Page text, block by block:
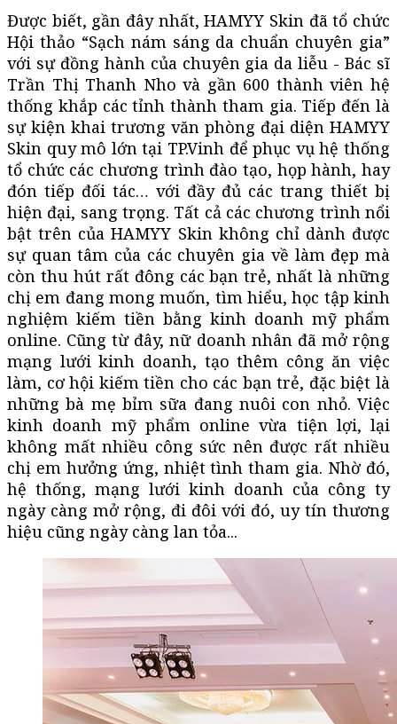
Được biết, gần đây nhất, HAMYY Skin đã tổ chức
Hội thảo “Sạch nám sáng da chuẩn chuyên gia”
với sự đồng hành của chuyên gia da liễu - Bác sĩ
Trần Thị Thanh Nho và gần 600 thành viên hệ
thống khắp các tỉnh thành tham gia. Tiếp đến là
sự kiện khai trương văn phòng đại diện HAMYY
Skin quy mô lớn tại TP.Vinh để phục vụ hệ thống
tổ chức các chương trình đào tạo, họp hành, hay
đón tiếp đối tác… với đầy đủ các trang thiết bị
hiện đại, sang trọng. Tất cả các chương trình nổi
bật trên của HAMYY Skin không chỉ dành được
sự quan tâm của các chuyên gia về làm đẹp mà
còn thu hút rất đông các bạn trẻ, nhất là những
chị em đang mong muốn, tìm hiểu, học tập kinh
nghiệm kiếm tiền bằng kinh doanh mỹ phẩm
online. Cũng từ đây, nữ doanh nhân đã mở rộng
mạng lưới kinh doanh, tạo thêm công ăn việc
làm, cơ hội kiếm tiền cho các bạn trẻ, đặc biệt là
những bà mẹ bỉm sữa đang nuôi con nhỏ. Việc
kinh doanh mỹ phẩm online vừa tiện lợi, lại
không mất nhiều công sức nên được rất nhiều
chị em hưởng ứng, nhiệt tình tham gia. Nhờ đó,
hệ thống, mạng lưới kinh doanh của công ty
ngày càng mở rộng, đi đôi với đó, uy tín thương
hiệu cũng ngày càng lan tỏa...